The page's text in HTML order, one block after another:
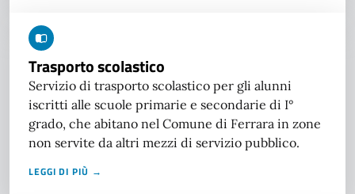
Trasporto scolastico
Servizio di trasporto scolastico per gli alunni
iscritti alle scuole primarie e secondarie di I°
grado, che abitano nel Comune di Ferrara in zone
non servite da altri mezzi di servizio pubblico.
LEGGI DI PIÙ →